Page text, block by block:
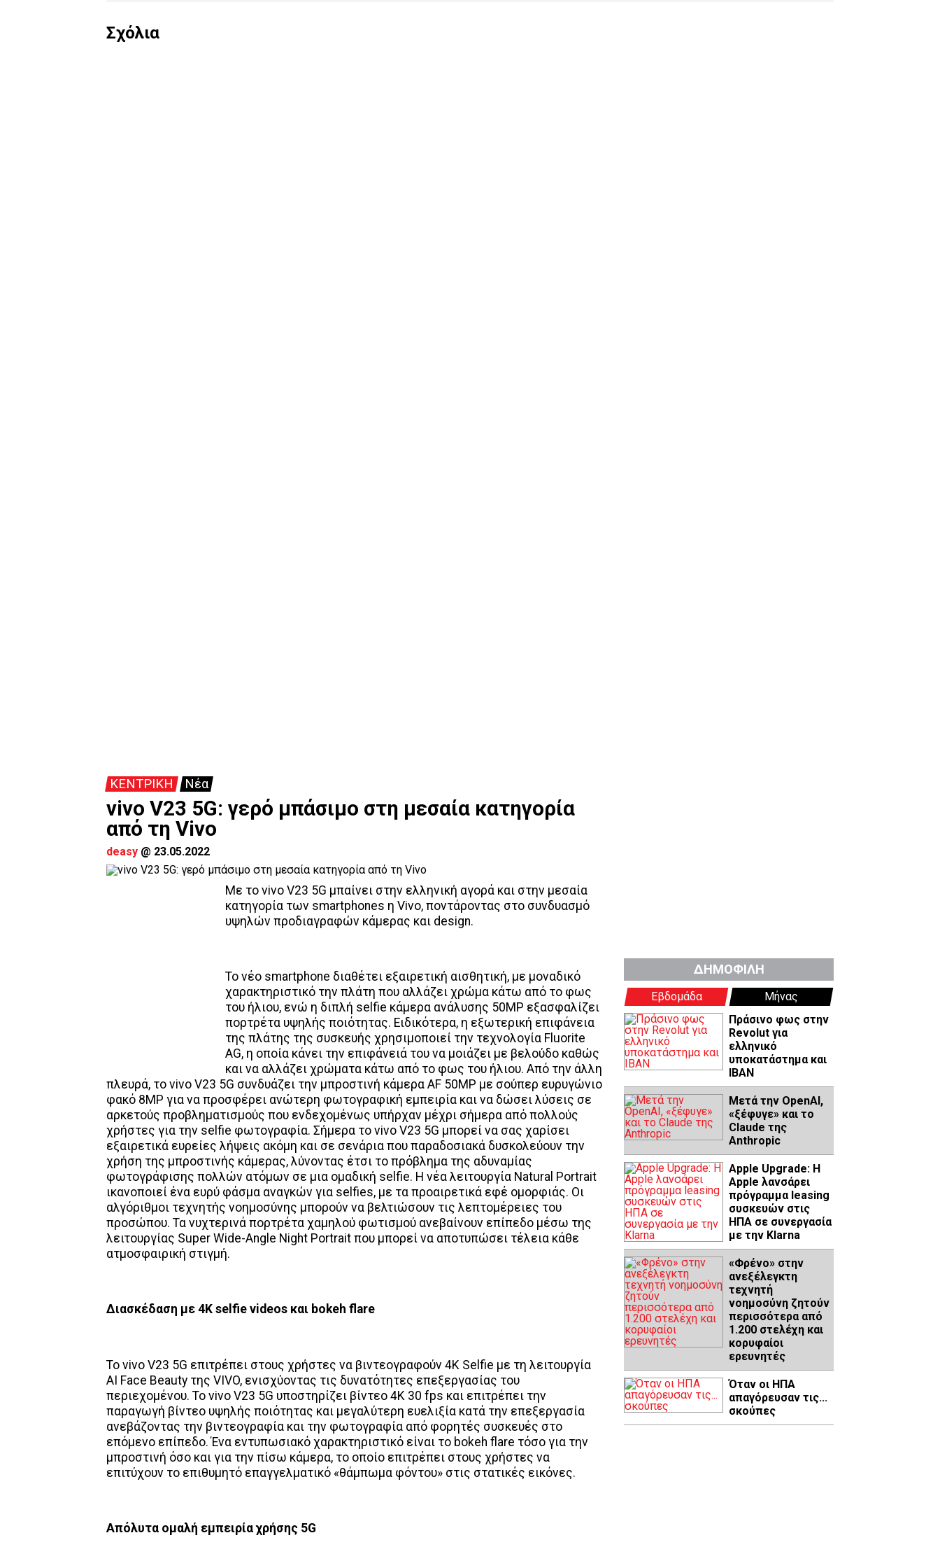
Σχόλια
ΚΕΝΤΡΙΚΗ Νέα
vivo V23 5G: γερό μπάσιμο στη μεσαία κατηγορία
από τη Vivo
deasy @ 23.05.2022
Με το vivo V23 5G μπαίνει στην ελληνική αγορά και στην μεσαία
κατηγορία των smartphones η Vivo, ποντάροντας στο συνδυασμό
υψηλών προδιαγραφών κάμερας και design.
Το νέο smartphone διαθέτει εξαιρετική αισθητική, με μοναδικό
χαρακτηριστικό την πλάτη που αλλάζει χρώμα κάτω από το φως
του ήλιου, ενώ η διπλή selfie κάμερα ανάλυσης 50MP εξασφαλίζει
πορτρέτα υψηλής ποιότητας. Ειδικότερα, η εξωτερική επιφάνεια
της πλάτης της συσκευής χρησιμοποιεί την τεχνολογία Fluorite
AG, η οποία κάνει την επιφάνειά του να μοιάζει με βελούδο καθώς
και να αλλάζει χρώματα κάτω από το φως του ήλιου. Από την άλλη
πλευρά, το vivo V23 5G συνδυάζει την μπροστινή κάμερα AF 50MP με σούπερ ευρυγώνιο
φακό 8MP για να προσφέρει ανώτερη φωτογραφική εμπειρία και να δώσει λύσεις σε
αρκετούς προβληματισμούς που ενδεχομένως υπήρχαν μέχρι σήμερα από πολλούς
χρήστες για την selfie φωτογραφία. Σήμερα το vivo V23 5G μπορεί να σας χαρίσει
εξαιρετικά ευρείες λήψεις ακόμη και σε σενάρια που παραδοσιακά δυσκολεύουν την
χρήση της μπροστινής κάμερας, λύνοντας έτσι το πρόβλημα της αδυναμίας
φωτογράφισης πολλών ατόμων σε μια ομαδική selfie. Η νέα λειτουργία Natural Portrait
ικανοποιεί ένα ευρύ φάσμα αναγκών για selfies, με τα προαιρετικά εφέ ομορφιάς. Οι
αλγόριθμοι τεχνητής νοημοσύνης μπορούν να βελτιώσουν τις λεπτομέρειες του
προσώπου. Τα νυχτερινά πορτρέτα χαμηλού φωτισμού ανεβαίνουν επίπεδο μέσω της
λειτουργίας Super Wide-Angle Night Portrait που μπορεί να αποτυπώσει τέλεια κάθε
ατμοσφαιρική στιγμή.
Διασκέδαση με 4K selfie videos και bokeh flare
Το vivo V23 5G επιτρέπει στους χρήστες να βιντεογραφούν 4K Selfie με τη λειτουργία
AI Face Beauty της VIVO, ενισχύοντας τις δυνατότητες επεξεργασίας του
περιεχομένου. Το vivo V23 5G υποστηρίζει βίντεο 4K 30 fps και επιτρέπει την
παραγωγή βίντεο υψηλής ποιότητας και μεγαλύτερη ευελιξία κατά την επεξεργασία
ανεβάζοντας την βιντεογραφία και την φωτογραφία από φορητές συσκευές στο
επόμενο επίπεδο. Ένα εντυπωσιακό χαρακτηριστικό είναι το bokeh flare τόσο για την
μπροστινή όσο και για την πίσω κάμερα, το οποίο επιτρέπει στους χρήστες να
επιτύχουν το επιθυμητό επαγγελματικό «θάμπωμα φόντου» στις στατικές εικόνες.
Απόλυτα ομαλή εμπειρία χρήσης 5G
ΔΗΜΟΦΙΛΗ
Εβδομάδα
Μήνας
Πράσινο φως στην
Revolut για
ελληνικό
υποκατάστημα και
IBAN
Μετά την OpenAI,
«ξέφυγε» και το
Claude της
Anthropic
Apple Upgrade: Η
Apple λανσάρει
πρόγραμμα leasing
συσκευών στις
ΗΠΑ σε συνεργασία
με την Klarna
«Φρένο» στην
ανεξέλεγκτη
τεχνητή
νοημοσύνη ζητούν
περισσότερα από
1.200 στελέχη και
κορυφαίοι
ερευνητές
Όταν οι ΗΠΑ
απαγόρευσαν τις...
σκούπες